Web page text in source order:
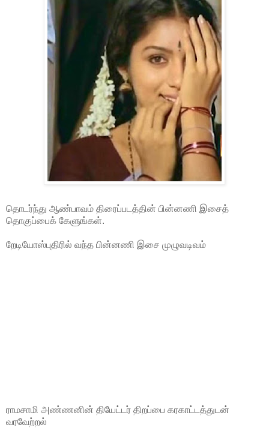
தொடர்ந்து ஆண்பாவம் திரைப்படத்தின் பின்னணி இசைத்
தொகுப்பைக் கேளுங்கள்.
றேடியோஸ்புதிரில் வந்த பின்னணி இசை முழுவடிவம்
ராமசாமி அண்ணனின் தியேட்டர் திறப்பை கரகாட்டத்துடன்
வரவேற்றல்